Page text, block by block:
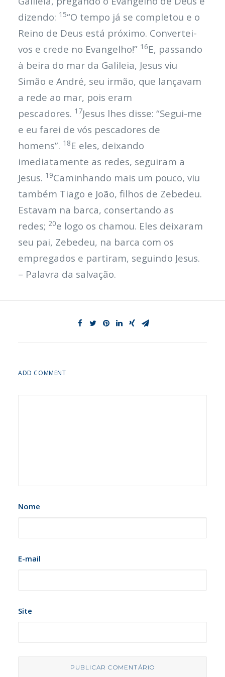
dizendo: 15“O tempo já se completou e o
Reino de Deus está próximo. Convertei-
vos e crede no Evangelho!” 16E, passando
à beira do mar da Galileia, Jesus viu
Simão e André, seu irmão, que lançavam
a rede ao mar, pois eram
pescadores. 17Jesus lhes disse: “Segui-me
e eu farei de vós pescadores de
homens”. 18E eles, deixando
imediatamente as redes, seguiram a
Jesus. 19Caminhando mais um pouco, viu
também Tiago e João, filhos de Zebedeu.
Estavam na barca, consertando as
redes; 20e logo os chamou. Eles deixaram
seu pai, Zebedeu, na barca com os
empregados e partiram, seguindo Jesus.
– Palavra da salvação.
ADD COMMENT
Nome
E-mail
Site